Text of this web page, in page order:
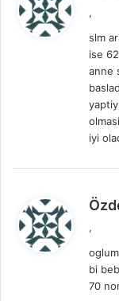
,
slm
ise
anne
iyi
,
bi
70